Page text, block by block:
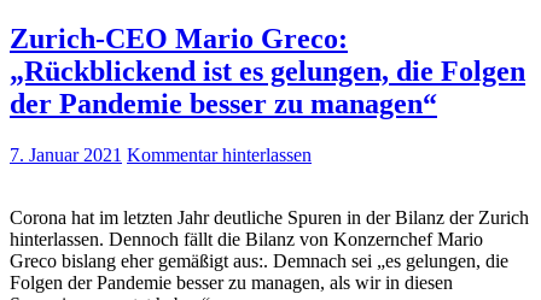
Zurich-CEO Mario Greco:
„Rückblickend ist es gelungen, die Folgen
der Pandemie besser zu managen“
7. Januar 2021 Kommentar hinterlassen
Corona hat im letzten Jahr deutliche Spuren in der Bilanz der Zurich
hinterlassen. Dennoch fällt die Bilanz von Konzernchef Mario
Greco bislang eher gemäßigt aus:. Demnach sei „es gelungen, die
Folgen der Pandemie besser zu managen, als wir in diesen